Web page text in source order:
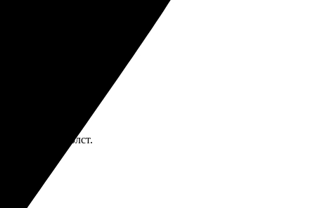
всем!
отличный холст.